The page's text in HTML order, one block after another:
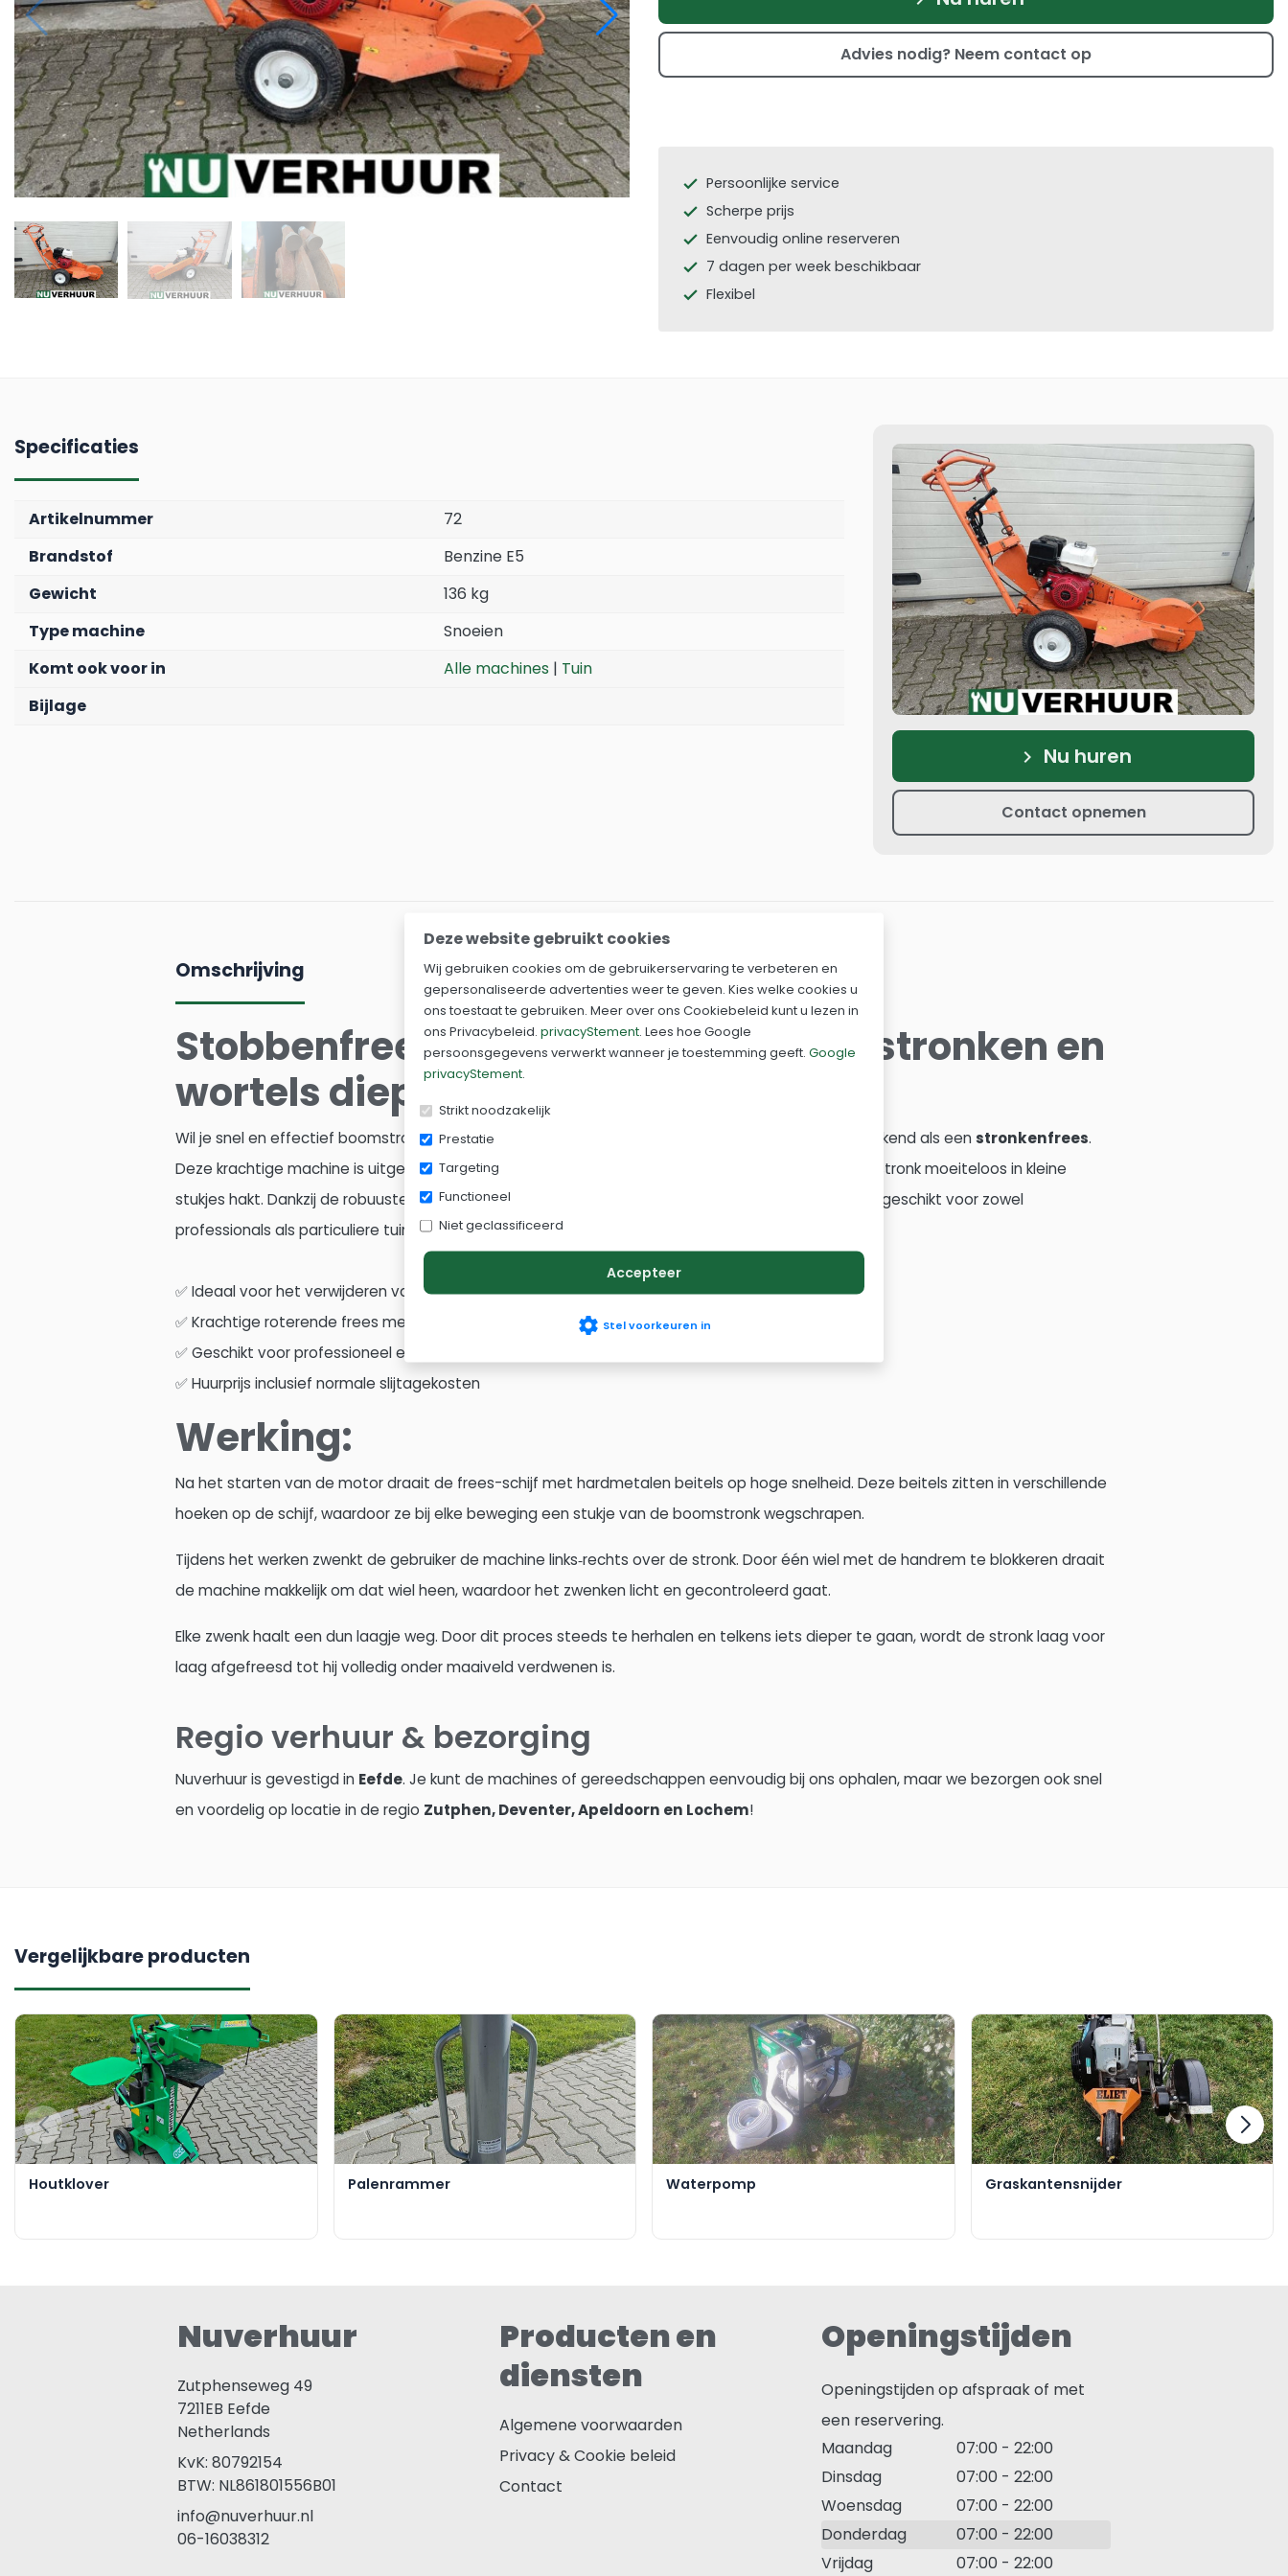
Advies nodig? Neem contact op
check Persoonlijke service
check Scherpe prijs
check Eenvoudig online reserveren
check 7 dagen per week beschikbaar
check Flexibel
Specificaties
Artikelnummer
72
Brandstof
Benzine E5
Gewicht
136 kg
Type machine
Snoeien
Komt ook voor in
Alle machines | Tuin
Bijlage
keyboard_arrow_right Nu huren
Contact opnemen
Omschrijving
Stobbenfrees stronkenfrees - boomstronken en
wortels diep in de grond wegfrezen
Wil je snel en effectief boomstronken verwijderen? Huur dan een , ook wel bekend als een stronkenfrees.
Deze krachtige machine is uitgerust met een roterende schijf voorzien van scherpe frezen die de stronk moeiteloos in kleine
stukjes hakt. Dankzij de robuuste bouw en gebruiksvriendelijke bediening is de Dosko stobbenfrees geschikt voor zowel
professionals als particuliere tuinliefhebbers.
✅ Ideaal voor het verwijderen van boomstronken
✅ Krachtige roterende frees met scherpe messen
✅ Geschikt voor professioneel en particulier gebruik
✅ Huurprijs inclusief normale slijtagekosten
Werking:
Na het starten van de motor draait de frees-schijf met hardmetalen beitels op hoge snelheid. Deze beitels zitten in verschillende
hoeken op de schijf, waardoor ze bij elke beweging een stukje van de boomstronk wegschrapen.
Tijdens het werken zwenkt de gebruiker de machine links‑rechts over de stronk. Door één wiel met de handrem te blokkeren draait
de machine makkelijk om dat wiel heen, waardoor het zwenken licht en gecontroleerd gaat.
Elke zwenk haalt een dun laagje weg. Door dit proces steeds te herhalen en telkens iets dieper te gaan, wordt de stronk laag voor
laag afgefreesd tot hij volledig onder maaiveld verdwenen is.
Regio verhuur & bezorging
Nuverhuur is gevestigd in Eefde. Je kunt de machines of gereedschappen eenvoudig bij ons ophalen, maar we bezorgen ook snel
en voordelig op locatie in de regio Zutphen, Deventer, Apeldoorn en Lochem!
Vergelijkbare producten
Houtklover Palenrammer Waterpomp Graskantensnijder
Nuverhuur
Zutphenseweg 49
7211EB Eefde
Netherlands
KvK: 80792154
BTW: NL861801556B01
info@nuverhuur.nl
06-16038312
Producten en
diensten
Algemene voorwaarden
Privacy & Cookie beleid
Contact
Openingstijden
Openingstijden op afspraak of met
een reservering.
Maandag
07:00 - 22:00
Dinsdag
07:00 - 22:00
Woensdag
07:00 - 22:00
Donderdag
07:00 - 22:00
Vrijdag
07:00 - 22:00
Deze website gebruikt cookies
Wij gebruiken cookies om de gebruikerservaring te verbeteren en
gepersonaliseerde advertenties weer te geven. Kies welke cookies u
ons toestaat te gebruiken. Meer over ons Cookiebeleid kunt u lezen in
ons Privacybeleid. privacyStement. Lees hoe Google
persoonsgegevens verwerkt wanneer je toestemming geeft. Google
privacyStement.
Strikt noodzakelijk
Prestatie
Targeting
Functioneel
Niet geclassificeerd
Accepteer
settings Stel voorkeuren in